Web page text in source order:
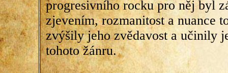
progresivního rocku pro něj byl
zjevením, rozmanitost a nuance
zvýšily jeho zvědavost a učinily
tohoto žánru.